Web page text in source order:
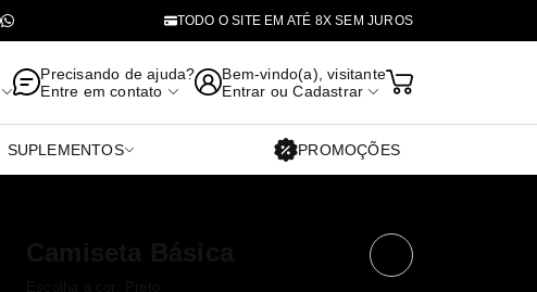
TODO O SITE EM ATÉ 8X SEM JUROS
Precisando de ajuda?
Entre em contato
Bem-vindo(a), visitante
Entrar ouCadastrar
SUPLEMENTOS PROMOÇÕES